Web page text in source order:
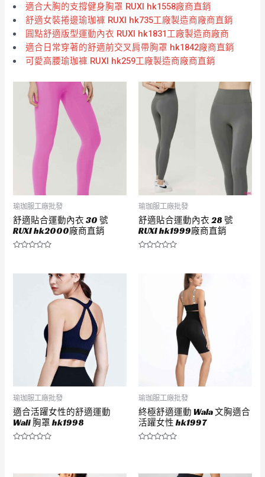
適合大胸的支撐健身胸罩 RUXI hk1558廠商直銷
舒適女裝捲邊瑜珈褲 RUXI hk735工廠製造商廠商直銷
圓點舒適版型運動內衣 RUXI hk1831工廠製造商廠商
適合日常穿著的舒適前交叉肩帶胸罩 hk1842廠商直銷
可愛高腰瑜珈褲 RUXI hk259工廠製造商廠商直銷
瑜珈服工廠批發
舒適貼合運動內衣 30 號
RUXI hk2000廠商直銷
瑜珈服工廠批發
舒適貼合運動內衣 28 號
RUXI hk1999廠商直銷
瑜珈服工廠批發
適合活躍女性的舒適運動
Wali 胸罩 hk1998
分
瑜珈服工廠批發
終極舒適運動 Wala 文胸適合
活躍女性 hk1997
分